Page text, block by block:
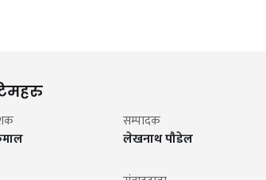
सम्पादक
लेखनाथ पौडेल